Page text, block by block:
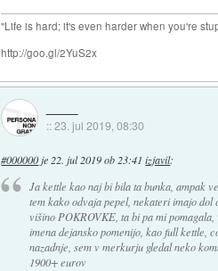
"Life is hard; it's even harder when you're
http://goo.gl/2YuS2x
::23. jul 2019, 08:30
#000000 je 22. jul 2019 ob 23:41 izjavil:
Ja kettle kao naj bi bila ta bunka, ampak
tem kako odvaja pepel, nekateri imajo dol
višino POKROVKE, ta bi pa mi
imena dejansko pomenijo, kao full kettle,
nazadnje, sem v merkurju gledal neko
1900+ eurov